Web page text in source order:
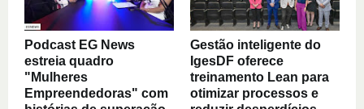
Podcast EG News
estreia quadro
"Mulheres
Empreendedoras" com
Gestão inteligente do
IgesDF oferece
treinamento Lean para
otimizar processos e